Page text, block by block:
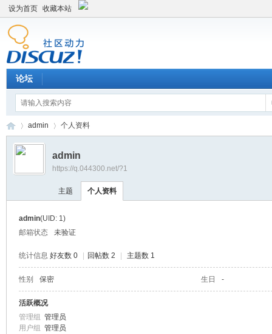
设为首页 收藏本站
论坛
›
admin 个人资料
admin
https://q.044300.net/?1
主题 个人资料
admin(UID: 1)
邮箱状态
未验证
统计信息 好友数 0 回帖数 2 主题数 1
性别 保密 生日 -
活跃概况
管理组 管理员
用户组 管理员